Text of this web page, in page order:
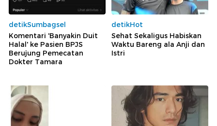
detikSumbagsel
Komentari 'Banyakin Duit
Halal' ke Pasien BPJS
Berujung Pemecatan
Dokter Tamara
detikHot
Sehat Sekaligus Habiskan
Waktu Bareng ala Anji dan
Istri